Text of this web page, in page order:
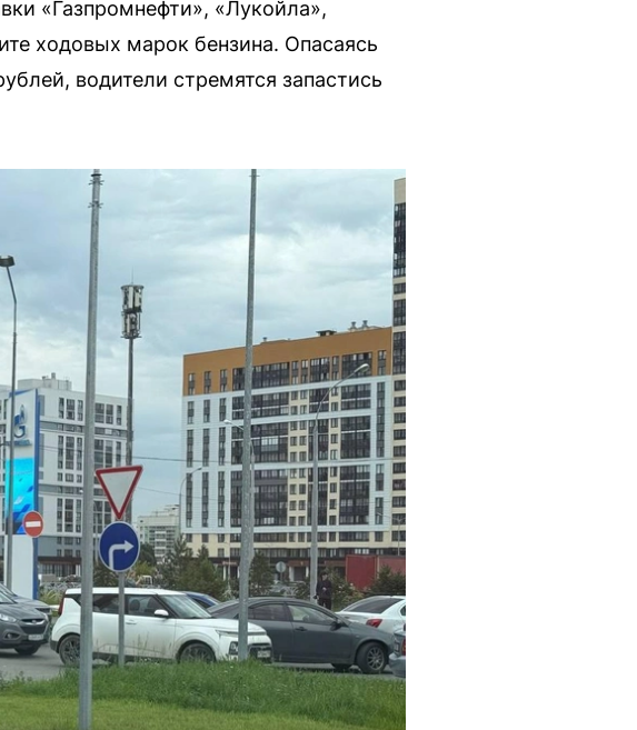
«Газпромнефти», «Лукойла»,
ходовых марок бензина. Опасаясь
водители стремятся запастись